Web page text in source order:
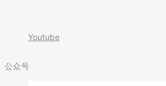
Youtube
公众号